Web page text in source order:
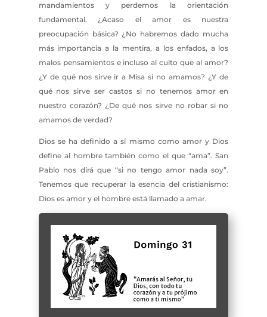
mandamientos y perdemos la orientación
fundamental. ¿Acaso el amor es nuestra
preocupación básica? ¿No habremos dado mucha
más importancia a la mentira, a los enfados, a los
malos pensamientos e incluso al culto que al amor?
¿Y de qué nos sirve ir a Misa si no amamos? ¿Y de
qué nos sirve ser castos si no tenemos amor en
nuestro corazón? ¿De qué nos sirve no robar si no
amamos de verdad?
Dios se ha definido a sí mismo como amor y Dios
define al hombre también como el que “ama”. San
Pablo nos dirá que “si no tengo amor nada soy”.
Tenemos que recuperar la esencia del cristianismo:
Dios es amor y el hombre está llamado a amar.